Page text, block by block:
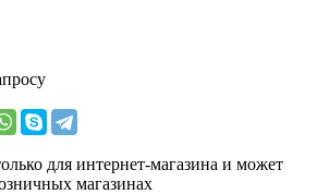
для интернет-магазина и может
магазинах